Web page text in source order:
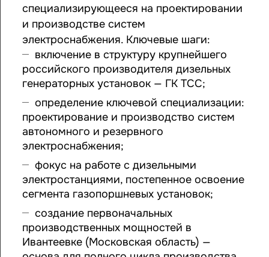
специализирующееся на проектировании
и производстве систем
электроснабжения. Ключевые шаги:
включение в структуру крупнейшего
российского производителя дизельных
генераторных установок — ГК ТСС;
определение ключевой специализации:
проектирование и производство систем
автономного и резервного
электроснабжения;
фокус на работе с дизельными
электростанциями, постепенное освоение
сегмента газопоршневых установок;
создание первоначальных
производственных мощностей в
Ивантеевке (Московская область) —